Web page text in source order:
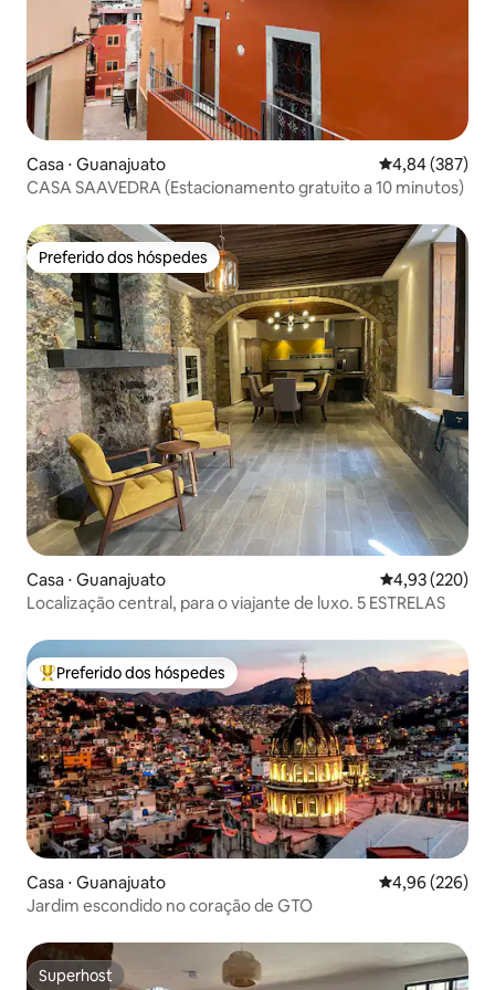
Casa ⋅ Guanajuato 4,84 de uma
4,84 (387)
CASA SAAVEDRA (Estacionamento gratuito a 10 minutos)
Preferido dos hóspedes
Preferido dos hóspedes
Casa ⋅ Guanajuato 4,93 de uma
4,93 (220)
Localização central, para o viajante de luxo. 5 ESTRELAS
Entre os melhores preferidos dos hóspedes
Preferido dos hóspedes
Casa ⋅ Guanajuato 4,96 de uma
4,96 (226)
Jardim escondido no coração de GTO
Superhost
Superhost